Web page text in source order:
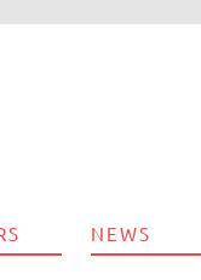
NEWS